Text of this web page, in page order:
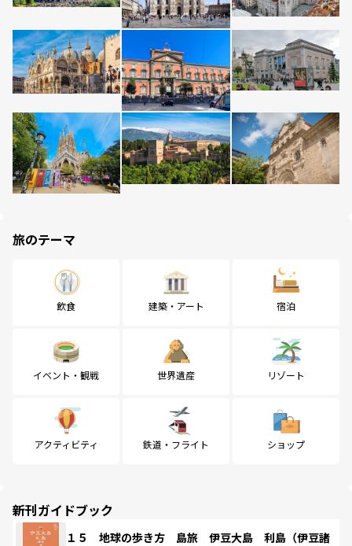
旅のテーマ
飲食 建築・アート 宿泊
イベント・観戦 世界遺産 リゾート
アクティビティ 鉄道・フライト ショップ
新刊ガイドブック
１５ 地球の歩き方 島旅 伊豆大島 利島（伊豆諸